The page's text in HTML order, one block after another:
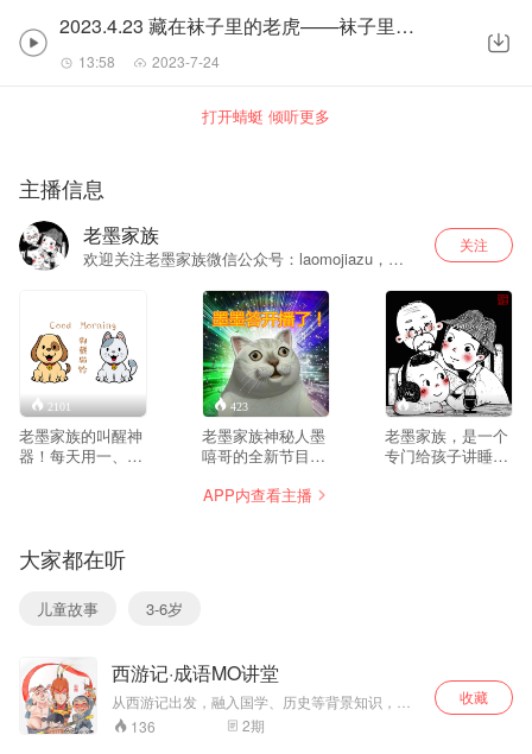
2023.4.23 藏在袜子里的老虎——袜子里的历史
13:58 2023-7-24
打开蜻蜓 倾听更多
主播信息
老墨家族
欢迎关注老墨家族微信公众号：laomojiazu，更
关注
2101
老墨家族的叫醒神
器！每天用一、
让孩子瞬间从睡梦
中笑醒，欣然接受
一声问候：狗戴猫
的谐音)，利利索索
地做完早上该做的
一切事情，开开心
心地上学去！关注
公众号，更新更及
423
老墨家族神秘人墨
嘻哥的全新节目
汇集往期节目精彩
304
老墨家族，是一个
专门给孩子讲睡前
的有声读物，力求
使孩子在听故事的
同时，发挥自己的
APP内查看主播
大家都在听
儿童故事 3-6岁
西游记·成语MO讲堂
从西游记出发，融入国学、历史等背景知识，个
性化编排故事内容，用老墨家族三人趣味对话的
形式，让孩子深入了解成语背后的故事，对成语
136 2期
收藏